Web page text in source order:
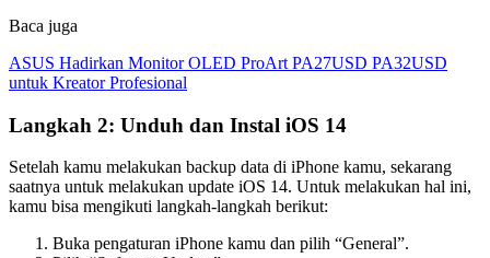
Baca juga
ASUS Hadirkan Monitor OLED ProArt PA27USD PA32USD
untuk Kreator Profesional
Langkah 2: Unduh dan Instal iOS 14
Setelah kamu melakukan backup data di iPhone kamu, sekarang
saatnya untuk melakukan update iOS 14. Untuk melakukan hal ini,
kamu bisa mengikuti langkah-langkah berikut:
Buka pengaturan iPhone kamu dan pilih “General”.